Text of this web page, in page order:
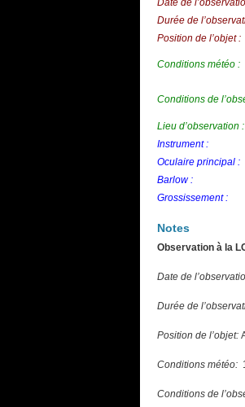
Date de
Durée de
Position de l’objet :
Conditions météo :
Conditions de
Lieu d’observation :
Instrument :
Oculaire principal :
Barlow :
Grossissement :
Notes
Observation à la
Date de
Durée de
Position de l’objet:
Conditions météo:
Conditions de